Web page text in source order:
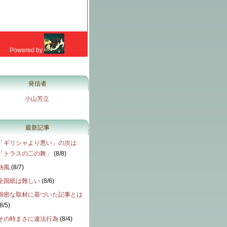
発信者
小山芳立
最新記事
ギリシャより悪い」の次は
トラスの二の舞」
(8/8)
風 (8/7)
国紙は難しい (8/6)
密な取材に基づいた記事とは
8/5)
の時まさに違法行為 (8/4)